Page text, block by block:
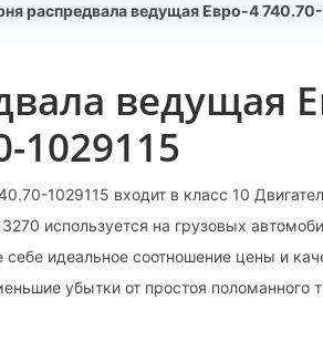
распредвала ведущая Евро-4
ведущая
1029115
1029115 входит в класс 10
используется на грузовых
идеальное соотношение цены и
убытки от простоя поломанного